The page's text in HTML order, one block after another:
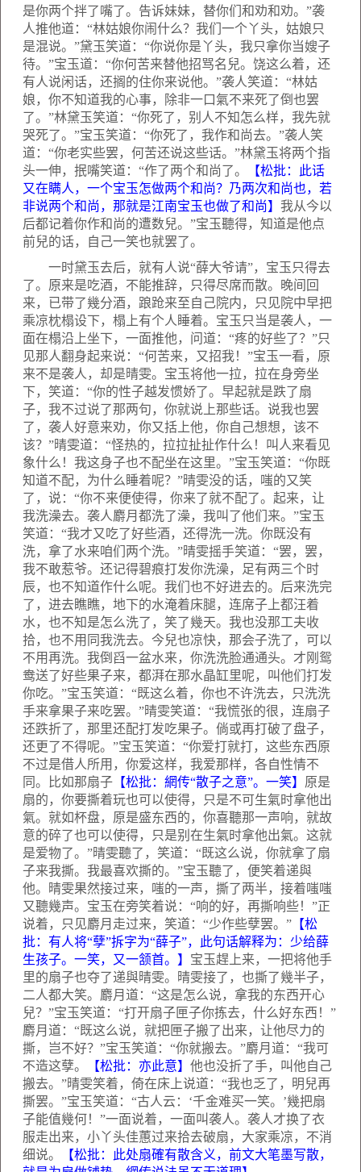
是你两个拌了嘴了。告诉妹妹，替你们和劝和劝。”袭
人推他道：“林姑娘你闹什么？我们一个丫头，姑娘只
是混说。”黛玉笑道：“你说你是丫头，我只拿你当嫂子
待。”宝玉道：“你何苦来替他招骂名兒。饶这么着，还
有人说闲话，还搁的住你来说他。”袭人笑道：“林姑
娘，你不知道我的心事，除非一口氣不来死了倒也罢
了。”林黛玉笑道：“你死了，别人不知怎么样，我先就
哭死了。”宝玉笑道：“你死了，我作和尚去。”袭人笑
道：“你老实些罢，何苦还说这些话。”林黛玉将两个指
头一伸，抿嘴笑道：“作了两个和尚了。
【松批：此话
又在瞒人，一个宝玉怎做两个和尚？乃两次和尚也，若
非说两个和尚，那就是江南宝玉也做了和尚】 我从今以
后都记着你作和尚的遭数兒。”宝玉聽得，知道是他点
前兒的话，自己一笑也就罢了。
一时黛玉去后，就有人说“薛大爷请”，宝玉只得去
了。原来是吃酒，不能推辞，只得尽席而散。晚间回
来，已带了幾分酒，踉跄来至自己院内，只见院中早把
乘凉枕榻设下，榻上有个人睡着。宝玉只当是袭人，一
面在榻沿上坐下，一面推他，问道：“疼的好些了？”只
见那人翻身起来说：“何苦来，又招我！”宝玉一看，原
来不是袭人，却是晴雯。宝玉将他一拉，拉在身旁坐
下，笑道：“你的性子越发惯娇了。早起就是跌了扇
子，我不过说了那两句，你就说上那些话。说我也罢
了，袭人好意来劝，你又括上他，你自己想想，该不
该？”晴雯道：“怪热的，拉拉扯扯作什么！叫人来看见
象什么！我这身子也不配坐在这里。”宝玉笑道：“你既
知道不配，为什么睡着呢？”晴雯没的话，嗤的又笑
了，说：“你不来便使得，你来了就不配了。起来，让
我洗澡去。袭人麝月都洗了澡，我叫了他们来。”宝玉
笑道：“我才又吃了好些酒，还得洗一洗。你既没有
洗，拿了水来咱们两个洗。”晴雯摇手笑道：“罢，罢，
我不敢惹爷。还记得碧痕打发你洗澡，足有两三个时
辰，也不知道作什么呢。我们也不好进去的。后来洗完
了，进去瞧瞧，地下的水淹着床腿，连席子上都汪着
水，也不知是怎么洗了，笑了幾天。我也没那工夫收
拾，也不用同我洗去。今兒也凉快，那会子洗了，可以
不用再洗。我倒舀一盆水来，你洗洗脸通通头。才刚鸳
鸯送了好些果子来，都湃在那水晶缸里呢，叫他们打发
你吃。”宝玉笑道：“既这么着，你也不许洗去，只洗洗
手来拿果子来吃罢。”晴雯笑道：“我慌张的很，连扇子
还跌折了，那里还配打发吃果子。倘或再打破了盘子，
还更了不得呢。”宝玉笑道：“你爱打就打，这些东西原
不过是借人所用，你爱这样，我爱那样，各自性情不
同。比如那扇子 【松批：網传“散子之意”。一笑】 原是
扇的，你要撕着玩也可以使得，只是不可生氣时拿他出
氣。就如杯盘，原是盛东西的，你喜聽那一声响，就故
意的碎了也可以使得，只是别在生氣时拿他出氣。这就
是爱物了。”晴雯聽了，笑道：“既这么说，你就拿了扇
子来我撕。我最喜欢撕的。”宝玉聽了，便笑着递與
他。晴雯果然接过来，嗤的一声，撕了两半，接着嗤嗤
又聽幾声。宝玉在旁笑着说：“响的好，再撕响些！”正
说着，只见麝月走过来，笑道：“少作些孽罢。” 【松
批：有人将“孽”拆字为“薛子”，此句话解释为：少给薛
生孩子。一笑，又一颔首。】 宝玉趕上来，一把将他手
里的扇子也夺了递與晴雯。晴雯接了，也撕了幾半子，
二人都大笑。麝月道：“这是怎么说，拿我的东西开心
兒？”宝玉笑道：“打开扇子匣子你拣去，什么好东西！”
麝月道：“既这么说，就把匣子搬了出来，让他尽力的
撕，岂不好？”宝玉笑道：“你就搬去。”麝月道：“我可
不造这孽。
【松批：亦此意】 他也没折了手，叫他自己
搬去。”晴雯笑着，倚在床上说道：“我也乏了，明兒再
撕罢。”宝玉笑道：“古人云：‘千金难买一笑。’幾把扇
子能值幾何！”一面说着，一面叫袭人。袭人才换了衣
服走出来，小丫头佳蕙过来拾去破扇，大家乘凉，不消
细说。
【松批：此处扇確有散含义，前文大笔墨写散，